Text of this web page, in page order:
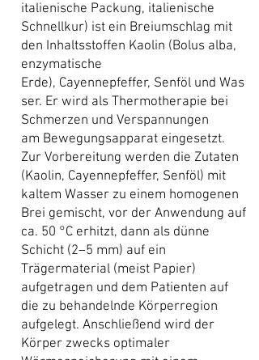
italienische Packung, italienische
Schnellkur) ist ein Breiumschlag mit
den Inhaltsstoffen Kaolin (Bolus alba,
enzymatische
Erde), Cayennepfeffer, Senföl und Was
ser. Er wird als Thermotherapie bei
Schmerzen und Verspannungen
am Bewegungsapparat eingesetzt.
Zur Vorbereitung werden die Zutaten
(Kaolin, Cayennepfeffer, Senföl) mit
kaltem Wasser zu einem homogenen
Brei gemischt, vor der Anwendung auf
ca. 50 °C erhitzt, dann als dünne
Schicht (2–5 mm) auf ein
Trägermaterial (meist Papier)
aufgetragen und dem Patienten auf
die zu behandelnde Körperregion
aufgelegt. Anschließend wird der
Körper zwecks optimaler